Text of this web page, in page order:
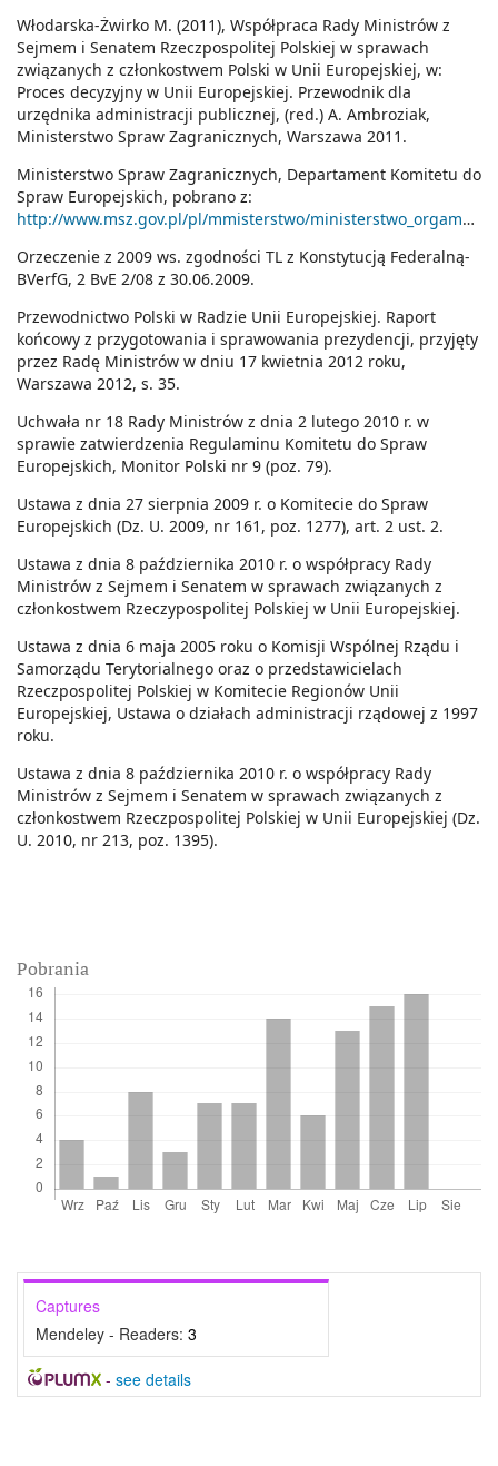
Pobrania
Captures
Mendeley - Readers: 3
- see details
Włodarska-Żwirko M. (2011), Współpraca Rady Ministrów z
Sejmem i Senatem Rzeczpospolitej Polskiej w sprawach
związanych z członkostwem Polski w Unii Europejskiej, w:
Proces decyzyjny w Unii Europejskiej. Przewodnik dla
urzędnika administracji publicznej, (red.) A. Ambroziak,
Ministerstwo Spraw Zagranicznych, Warszawa 2011.
Ministerstwo Spraw Zagranicznych, Departament Komitetu do
Spraw Europejskich, pobrano z:
http://www.msz.gov.pl/pl/mmisterstwo/ministerstwo_orgamzacja/komorki/departament_komitetu_do_spraw_europejskich_
Orzeczenie z 2009 ws. zgodności TL z Konstytucją Federalną-
BVerfG, 2 BvE 2/08 z 30.06.2009.
Przewodnictwo Polski w Radzie Unii Europejskiej. Raport
końcowy z przygotowania i sprawowania prezydencji, przyjęty
przez Radę Ministrów w dniu 17 kwietnia 2012 roku,
Warszawa 2012, s. 35.
Uchwała nr 18 Rady Ministrów z dnia 2 lutego 2010 r. w
sprawie zatwierdzenia Regulaminu Komitetu do Spraw
Europejskich, Monitor Polski nr 9 (poz. 79).
Ustawa z dnia 27 sierpnia 2009 r. o Komitecie do Spraw
Europejskich (Dz. U. 2009, nr 161, poz. 1277), art. 2 ust. 2.
Ustawa z dnia 8 października 2010 r. o współpracy Rady
Ministrów z Sejmem i Senatem w sprawach związanych z
członkostwem Rzeczypospolitej Polskiej w Unii Europejskiej.
Ustawa z dnia 6 maja 2005 roku o Komisji Wspólnej Rządu i
Samorządu Terytorialnego oraz o przedstawicielach
Rzeczpospolitej Polskiej w Komitecie Regionów Unii
Europejskiej, Ustawa o działach administracji rządowej z 1997
roku.
Ustawa z dnia 8 października 2010 r. o współpracy Rady
Ministrów z Sejmem i Senatem w sprawach związanych z
członkostwem Rzeczpospolitej Polskiej w Unii Europejskiej (Dz.
U. 2010, nr 213, poz. 1395).